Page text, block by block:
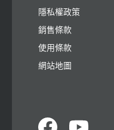
隱私權政策
銷售條款
使用條款
網站地圖